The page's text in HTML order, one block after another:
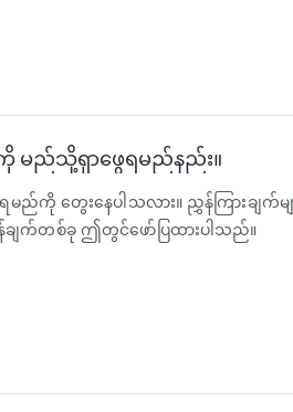
မည်သို့ရှာဖွေရမည်နည်း။
းနေပါသလား။ ညွှန်ကြားချက်များ
က်တစ်ခု ဤတွင်ဖော်ပြထားပါသည်။